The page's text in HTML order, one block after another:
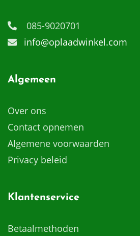
085-9020701
info@oplaadwinkel.com
Algemeen
Over ons
Contact opnemen
Algemene voorwaarden
Privacy beleid
Klantenservice
Betaalmethoden